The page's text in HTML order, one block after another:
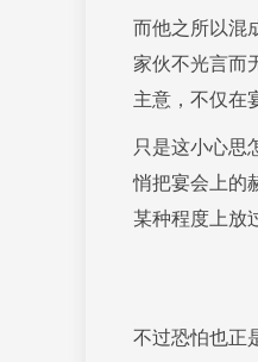
而他之所以混
家伙不光言而
主意，不仅在
只是这小心思
悄把宴会上的
某种程度上放
不过恐怕也正